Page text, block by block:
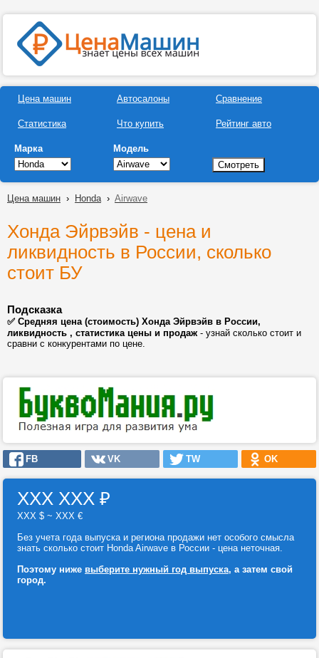
Цена машин
Статистика
Автосалоны
Что купить
Сравнение
Рейтинг авто
Марка Модель
Цена машин › Honda› Airwave
Хонда Эйрвэйв - цена и
ликвидность в России, сколько
стоит БУ
Подсказка
✅ Средняя цена (стоимость) Хонда Эйрвэйв в России,
ликвидность , статистика цены и продаж- узнай сколько стоит и
сравни с конкурентами по цене.
FB VK TW OK
ХХХ ХХХ ₽
ХХХ $ ~ ХХХ €
Без учета года выпуска и региона продажи нет особого смысла
знать сколько стоит Honda Airwave в России - цена неточная.
Поэтому ниже выберите нужный год выпуска, а затем свой
город.